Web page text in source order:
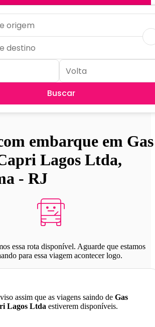
Buscar
embarque em Gas
Lagos Ltda,
- RJ
essa rota disponível. Aguarde que estamos
para essa viagem acontecer logo.
assim que as viagens saindo de Gas
Lagos Ltda estiverem disponíveis.